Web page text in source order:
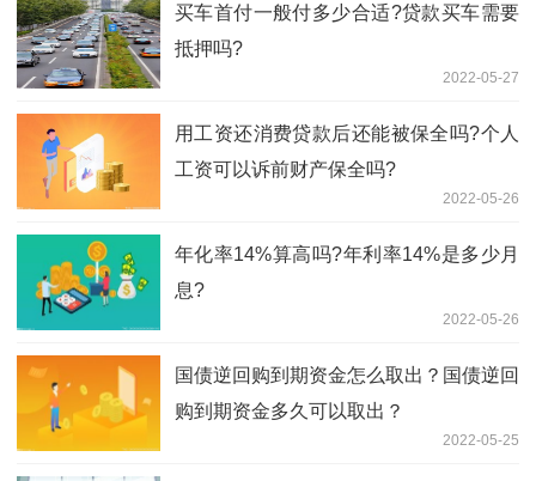
买车首付一般付多少合适?贷款买车需要
抵押吗?
2022-05-27
用工资还消费贷款后还能被保全吗?个人
工资可以诉前财产保全吗?
2022-05-26
年化率14%算高吗?年利率14%是多少月
息?
2022-05-26
国债逆回购到期资金怎么取出？国债逆回
购到期资金多久可以取出？
2022-05-25